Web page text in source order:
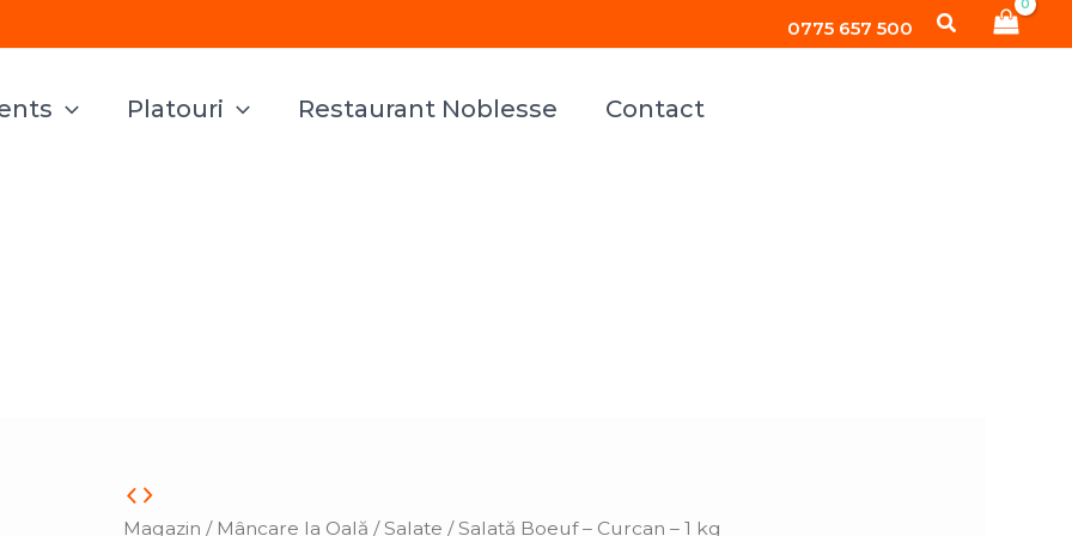
0775 657 500 Search
Platouri Restaurant Noblesse Contact
Magazin / Mâncare la Oală /Salate / Salată Boeuf – Curcan – 1 kg
Cantitate
Salată
-